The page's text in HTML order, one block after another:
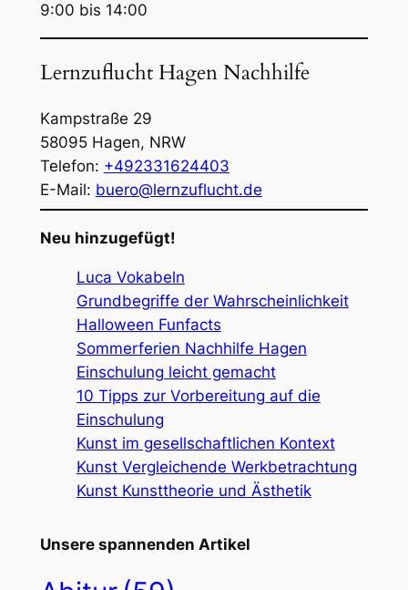
9:00 bis 14:00
Lernzuflucht Hagen Nachhilfe
Kampstraße 29
58095Hagen, NRW
Telefon: +492331624403
E-Mail: buero@lernzuflucht.de
Neu hinzugefügt!
Luca Vokabeln
Grundbegriffe der Wahrscheinlichkeit
Halloween Funfacts
Sommerferien Nachhilfe Hagen
Einschulung leicht gemacht
10 Tipps zur Vorbereitung auf die
Einschulung
Kunst im gesellschaftlichen Kontext
Kunst Vergleichende Werkbetrachtung
Kunst Kunsttheorie und Ästhetik
Unsere spannenden Artikel